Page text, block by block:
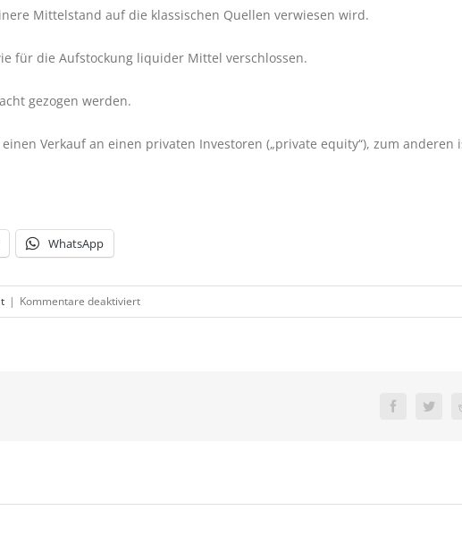
Mittelstand auf die klassischen Quellen verwiesen wird.
für die Aufstockung liquider Mittel verschlossen.
gezogen werden.
Verkauf an einen privaten Investoren („private equity“), zum
WhatsApp
| Kommentare deaktiviertfür
Börse
Facebook